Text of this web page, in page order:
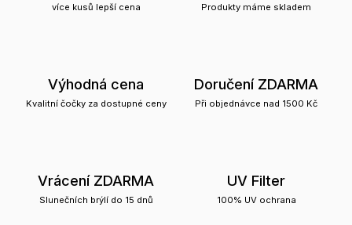
více kusů lepší cena Produkty máme skladem
Výhodná cena
Kvalitní čočky za dostupné ceny
Doručení ZDARMA
Při objednávce nad 1500 Kč
Vrácení ZDARMA
Slunečních brýlí do 15 dnů
UV Filter
100% UV ochrana